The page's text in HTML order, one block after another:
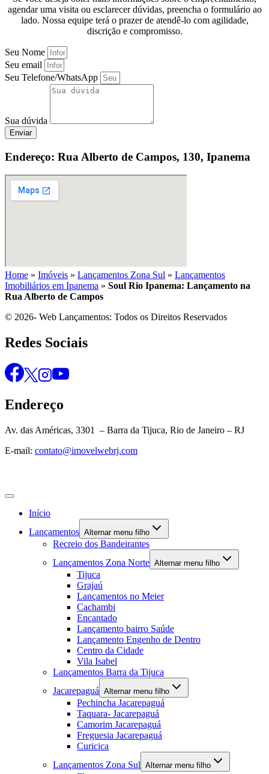
agendar uma visita ou esclarecer dúvidas, preencha o formulário ao
lado. Nossa equipe terá o prazer de atendê-lo com agilidade,
discrição e compromisso.
Seu Nome
Seu email
Seu Telefone/WhatsApp
Sua dúvida
Enviar
Endereço: Rua Alberto de Campos, 130, Ipanema
Home » Imóveis » Lançamentos Zona Sul » Lançamentos
Imobiliários em Ipanema » Soul Rio Ipanema: Lançamento na
Rua Alberto de Campos
© 2026- Web Lançamentos: Todos os Direitos Reservados
Redes Sociais
Endereço
Av. das Américas, 3301 – Barra da Tijuca, Rio de Janeiro – RJ
E-mail: contato@imovelwebrj.com
Início
Lançamentos Alternar menu filho
Recreio dos Bandeirantes
Lançamentos Zona Norte Alternar menu filho
Tijuca
Grajaú
Lançamentos no Meier
Cachambi
Encantado
Lançamento bairro Saúde
Lançamento Engenho de Dentro
Centro da Cidade
Vila Isabel
Lançamentos Barra da Tijuca
Jacarepaguá Alternar menu filho
Pechincha Jacarepaguá
Taquara- Jacarepaguá
Camorim Jacarepaguá
Freguesia Jacarepaguá
Curicica
Lançamentos Zona Sul Alternar menu filho